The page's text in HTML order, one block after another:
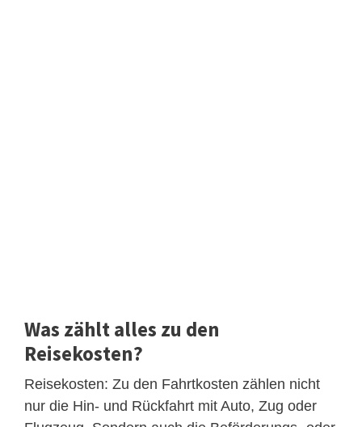
Was zählt alles zu den
Reisekosten?
Reisekosten: Zu den Fahrtkosten zählen nicht
nur die Hin- und Rückfahrt mit Auto, Zug oder